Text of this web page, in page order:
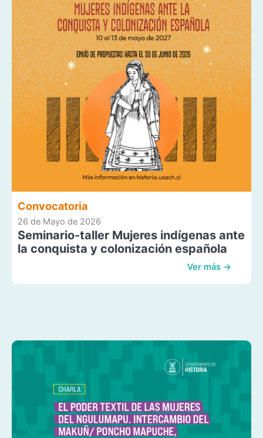
Convocatoria
26 de Mayo de 2026
Seminario-taller Mujeres indígenas ante
la conquista y colonización española
Ver más →